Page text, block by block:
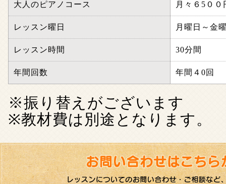
大人のピアノコース 月々６5００
レッスン曜日 月曜日～金
レッスン時間 30分間
年間回数 年間４0回
※振り替えがございます
※教材費は別途となります。